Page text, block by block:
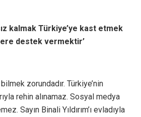
kalmak Türkiye’ye kast etmek
destek vermektir’
zorundadır. Türkiye’nin
rehin alınamaz. Sosyal medya
Sayın Binali Yıldırım’ı evladıyla